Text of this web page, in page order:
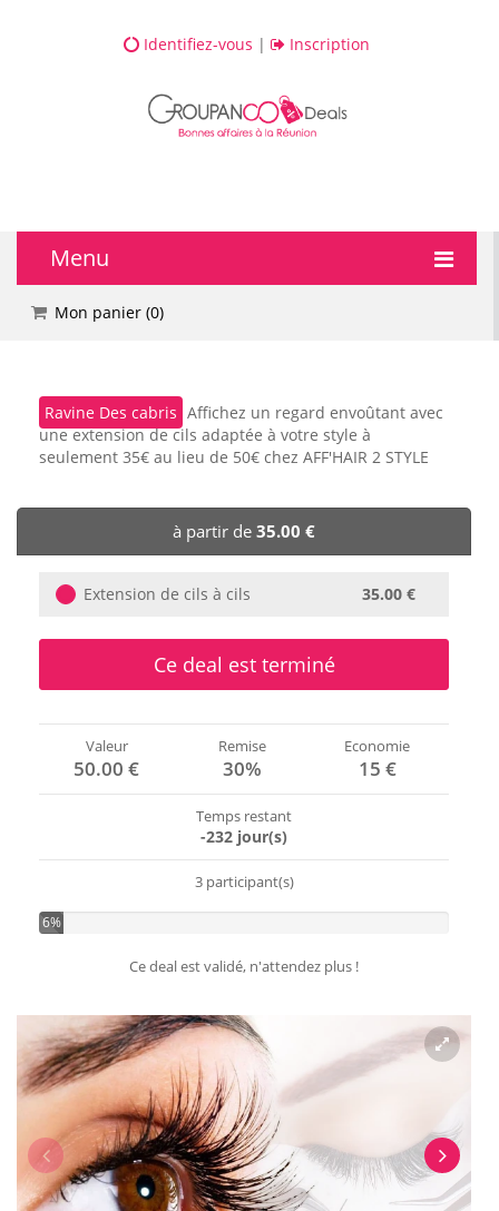
Identifiez-vous | Inscription
Menu
🔥 DEALS
💅 Beauté
🎈 Événements
Mon panier (0)
Ravine Des cabris Affichez un regard envoûtant avec
une extension de cils adaptée à votre style à
seulement 35€ au lieu de 50€ chez AFF'HAIR 2 STYLE
à partir de 35.00 €
Extension de cils à cils 35.00 €
Ce deal est terminé
Valeur
50.00 €
Remise
30%
Economie
15 €
Temps restant
-232 jour(s)
3 participant(s)
6%
Ce deal est validé, n'attendez plus !